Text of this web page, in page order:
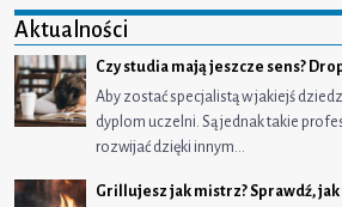
Aktualności
Czy studia mają jeszcze sens?
Aby zostać specjalistą w jakiejś
dyplom uczelni. Są jednak takie
rozwijać dzięki innym…
Grillujesz jak mistrz? Sprawdź,